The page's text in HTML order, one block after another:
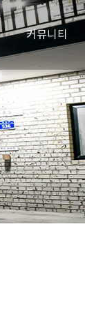
커뮤니티